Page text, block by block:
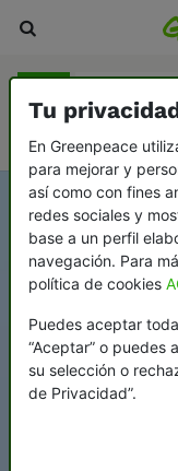
Tu
En Greenpeace
para mejorar y
así como con fines
redes sociales y
base a un perfil
navegación. Para
política de cookies
Puedes aceptar
“Aceptar” o puedes
su selección o
de Privacidad”.